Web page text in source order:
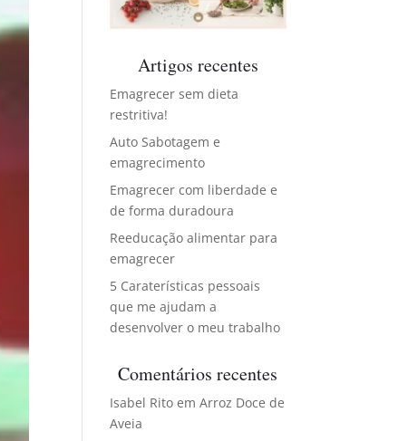
Artigos recentes
Emagrecer sem dieta
restritiva!
Auto Sabotagem e
emagrecimento
Emagrecer com liberdade e
de forma duradoura
Reeducação alimentar para
emagrecer
5 Caraterísticas pessoais
que me ajudam a
desenvolver o meu trabalho
Comentários recentes
Isabel Rito emArroz Doce de
Aveia